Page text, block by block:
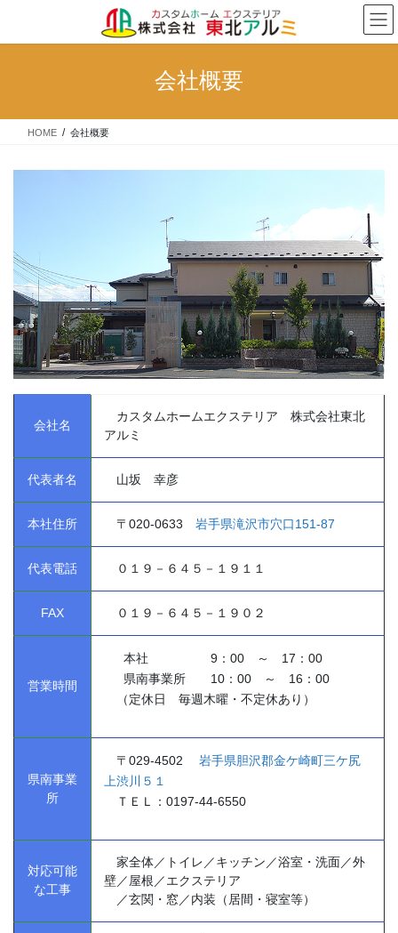
テ
ス
ゲ
ン
会社概要
HOME 会社概要
会社名
カスタムホームエクステリア 株式会社東北
アルミ
代表者名 山坂 幸彦
本社住所 〒020-0633 岩手県滝沢市穴口151-87
代表電話 ０１９－６４５－１９１１
FAX ０１９－６４５－１９０２
営業時間
本社 9：00 ～ 17：00
県南事業所 10：00 ～ 16：00
（定休日 毎週木曜・不定休あり）
県南事業
所
〒 029-4502 岩手県胆沢郡金ケ崎町三ケ尻
上渋川５１
ＴＥＬ：0197-44-6550
対応可能
な工事
家全体／トイレ／キッチン／浴室・洗面／外
壁／屋根／エクステリア
／玄関・窓／内装（居間・寝室等）